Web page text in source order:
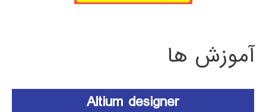
آموزش ها
Altium designer